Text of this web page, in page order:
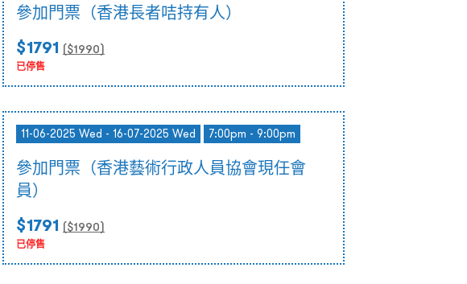
參加門票（香港長者咭持有人）
$1791 ($1990)
已停售
11-06-2025 Wed - 16-07-2025 Wed 7:00pm - 9:00pm
參加門票（香港藝術行政人員協會現任會
員）
$1791 ($1990)
已停售